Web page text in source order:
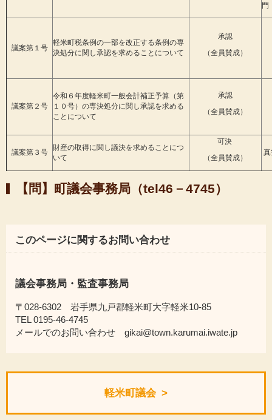
門
議案第１号
軽米町税条例の一部を改正する条例の専
決処分に関し承認を求めることについて
承認
（全員賛成）
議案第２号
令和６年度軽米町一般会計補正予算（第
１０号）の専決処分に関し承認を求める
ことについて
承認
（全員賛成）
議案第３号
財産の取得に関し議決を求めることにつ
いて
可決
（全員賛成）
【問】町議会事務局（tel46－4745）
このページに関するお問い合わせ
議会事務局・監査事務局
〒028-6302 岩手県九戸郡軽米町大字軽米10-85
TEL 0195-46-4745
メールでのお問い合わせ gikai@town.karumai.iwate.jp
軽米町議会